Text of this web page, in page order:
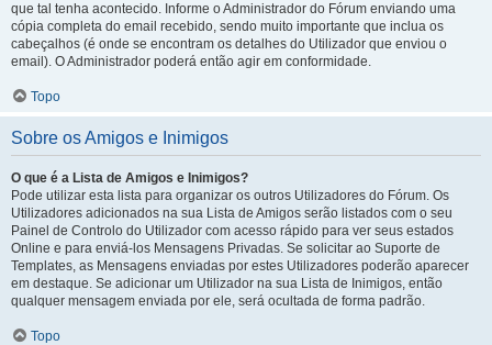
que tal tenha acontecido. Informe o Administrador do Fórum enviando uma
cópia completa do email recebido, sendo muito importante que inclua os
cabeçalhos (é onde se encontram os detalhes do Utilizador que enviou o
email). O Administrador poderá então agir em conformidade.
Topo
Sobre os Amigos e Inimigos
O que é a Lista de Amigos e Inimigos?
Pode utilizar esta lista para organizar os outros Utilizadores do Fórum. Os
Utilizadores adicionados na sua Lista de Amigos serão listados com o seu
Painel de Controlo do Utilizador com acesso rápido para ver seus estados
Online e para enviá-los Mensagens Privadas. Se solicitar ao Suporte de
Templates, as Mensagens enviadas por estes Utilizadores poderão aparecer
em destaque. Se adicionar um Utilizador na sua Lista de Inimigos, então
qualquer mensagem enviada por ele, será ocultada de forma padrão.
Topo